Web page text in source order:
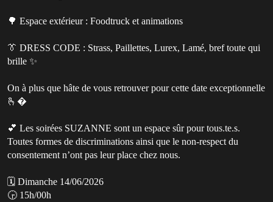
🌳 Espace extérieur : Foodtruck et animations
👔 DRESS CODE : Strass, Paillettes, Lurex, Lamé, bref toute qui
brille ✨
On à plus que hâte de vous retrouver pour cette date exceptionnelle
🫰�
💕 Les soirées SUZANNE sont un espace sûr pour tous.te.s.
Toutes formes de discriminations ainsi que le non-respect du
consentement n’ont pas leur place chez nous.
🗓️ Dimanche 14/06/2026
🕞 15h/00h